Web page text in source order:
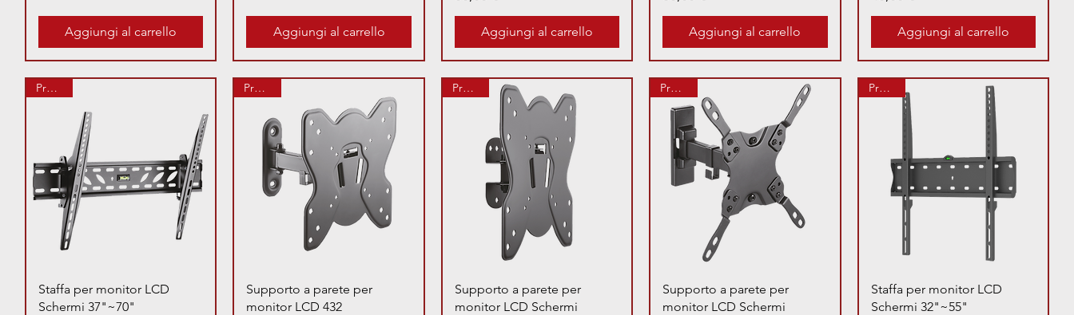
Aggiungi al carrello Aggiungi al carrello Aggiungi al carrello Aggiungi al carrello Aggiungi al carrello
Vista rapida
Prenota
Staffa per monitor LCD
Schermi 37"~70"
Vista rapida
Prenota
Supporto a parete per
monitor LCD 432
Vista rapida
Prenota
Supporto a parete per
monitor LCD Schermi
Vista rapida
Prenota
Supporto a parete per
monitor LCD Schermi
Vista rapida
Prenota
Staffa per monitor LCD
Schermi 32"~55"